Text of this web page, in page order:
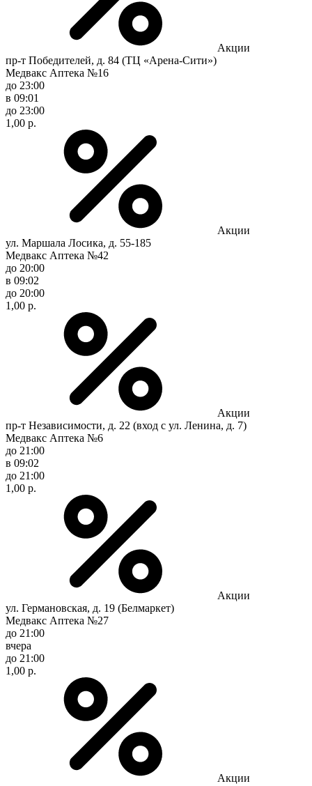
Акции
пр-т Победителей, д. 84 (ТЦ «Арена-Сити»)
Медвакс Аптека №16
до 23:00
в 09:01
до 23:00
1,00 р.
Акции
ул. Маршала Лосика, д. 55-185
Медвакс Аптека №42
до 20:00
в 09:02
до 20:00
1,00 р.
Акции
пр-т Независимости, д. 22 (вход с ул. Ленина, д. 7)
Медвакс Аптека №6
до 21:00
в 09:02
до 21:00
1,00 р.
Акции
ул. Германовская, д. 19 (Белмаркет)
Медвакс Аптека №27
до 21:00
вчера
до 21:00
1,00 р.
Акции